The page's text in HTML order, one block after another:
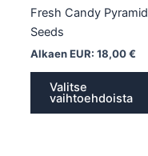
Fresh Candy Pyramid
Seeds
Alkaen EUR: 18,00€
Valitse
vaihtoehdoista